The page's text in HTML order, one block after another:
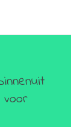
voor